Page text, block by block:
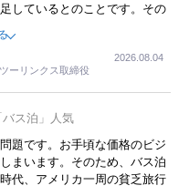
しているとのことです。その
ントが行われれば、日本人に
でしょうね。
ーリンクス取締役
2026.08.04
ス泊」人気
題です。お手頃な価格のビジ
まいます。そのため、バス泊
代、アメリカ一周の貧乏旅行